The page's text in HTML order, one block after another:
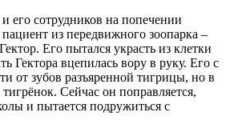
его сотрудников на попечении
из передвижного зоопарка –
Его пытался украсть из клетки
Гектора вцепилась вору в руку. Его с
от зубов разъяренной тигрицы, но в
тигрёнок. Сейчас он поправляется,
и пытается подружиться с